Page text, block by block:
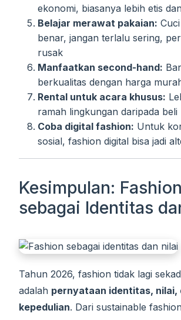
ekonomi, biasanya lebih etis
Belajar merawat pakaian:
benar, jangan terlalu sering,
rusak
Manfaatkan second-hand:
berkualitas dengan harga
Rental untuk acara khusus:
ramah lingkungan daripada beli
Coba digital fashion: Untuk
sosial, fashion digital bisa jadi
Kesimpulan: Fashion
sebagai Identitas
Tahun 2026, fashion tidak lagi
adalah pernyataan identitas, nilai,
kepedulian. Dari sustainable